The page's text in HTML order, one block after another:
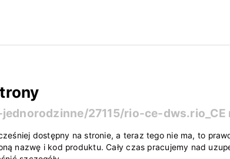
27115/rio-ce-dws.rio_CE
dostępny na stronie, a teraz tego nie ma, to
nazwę i kod produktu. Cały czas pracujemy nad